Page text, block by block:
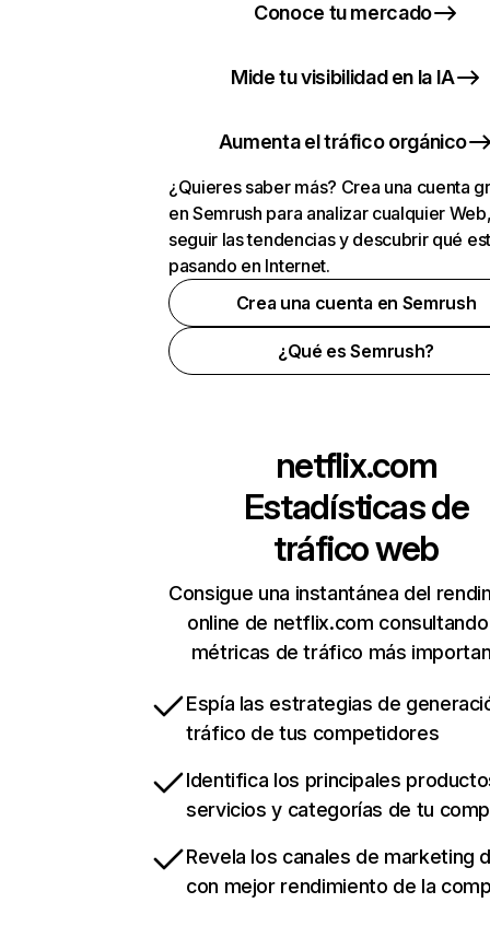
Conoce tu mercado
Mide tu visibilidad en la IA
Aumenta el tráfico orgánico
¿Quieres saber más? Crea una cuenta
en Semrush para analizar cualquier
seguir las tendencias y descubrir qué
pasando en Internet.
Crea una cuenta en Semrush
¿Qué es Semrush?
netflix.com
Estadísticas de
tráfico web
Consigue una instantánea del
online de netflix.com
métricas de tráfico más
Espía las estrategias de
tráfico de tus competidores
Identifica los principales
servicios y categorías de tu
Revela los canales de marketing
con mejor rendimiento de la